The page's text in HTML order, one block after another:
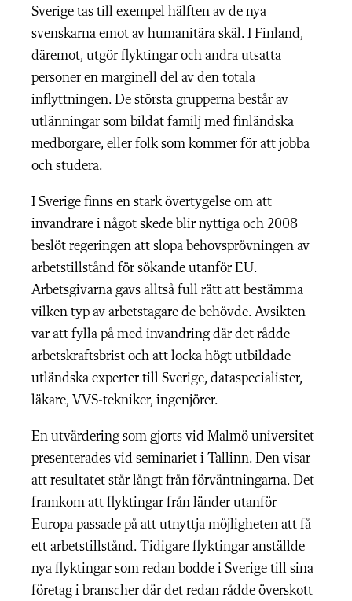
Sverige tas till exempel hälften av de nya
svenskarna emot av humanitära skäl. I Finland,
däremot, utgör flyktingar och andra utsatta
personer en marginell del av den totala
inflyttningen. De största grupperna består av
utlänningar som bildat familj med finländska
medborgare, eller folk som kommer för att jobba
och studera.
I Sverige finns en stark övertygelse om att
invandrare i något skede blir nyttiga och 2008
beslöt regeringen att slopa behovsprövningen av
arbetstillstånd för sökande utanför EU.
Arbetsgivarna gavs alltså full rätt att bestämma
vilken typ av arbetstagare de behövde. Avsikten
var att fylla på med invandring där det rådde
arbetskraftsbrist och att locka högt utbildade
utländska experter till Sverige, dataspecialister,
läkare, VVS-tekniker, ingenjörer.
En utvärdering som gjorts vid Malmö universitet
presenterades vid seminariet i Tallinn. Den visar
att resultatet står långt från förväntningarna. Det
framkom att flyktingar från länder utanför
Europa passade på att utnyttja möjligheten att få
ett arbetstillstånd. Tidigare flyktingar anställde
nya flyktingar som redan bodde i Sverige till sina
företag i branscher där det redan rådde överskott